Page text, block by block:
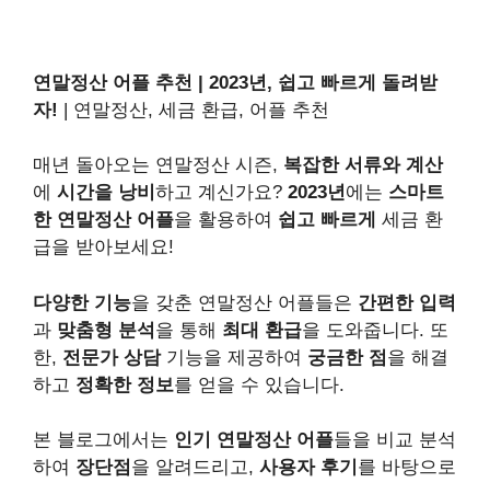
연말정산 어플 추천 | 2023년, 쉽고 빠르게 돌려받
자! | 연말정산, 세금 환급, 어플 추천
매년 돌아오는 연말정산 시즌, 복잡한 서류와 계산
에 시간을 낭비 하고 계신가요? 2023년에는 스마트
한 연말정산 어플을 활용하여 쉽고 빠르게 세금 환
급을 받아보세요!
다양한 기능을 갖춘 연말정산 어플들은 간편한 입력
과 맞춤형 분석 을 통해 최대 환급을 도와줍니다. 또
한, 전문가 상담기능을 제공하여 궁금한 점 을 해결
하고 정확한 정보를 얻을 수 있습니다.
본 블로그에서는 인기 연말정산 어플들을 비교 분석
하여 장단점 을 알려드리고, 사용자 후기 를 바탕으로